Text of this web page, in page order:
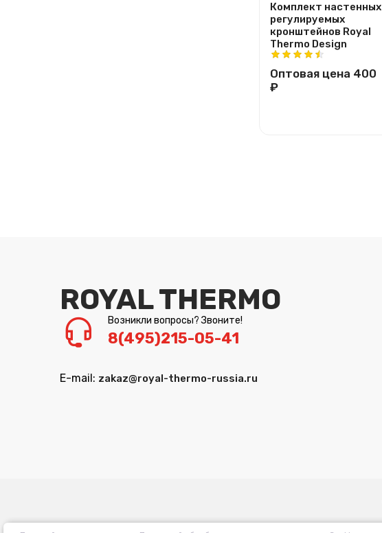
Комплект настенных
регулируемых
кронштейнов Royal
Thermo Design
Оптовая цена 400
₽
ROYAL THERMO
Возникли вопросы? Звоните!
8(495)215-05-41
E-mail: zakaz@royal-thermo-russia.ru